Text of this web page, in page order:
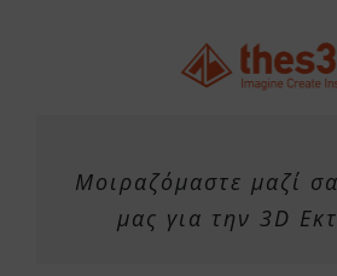
Μοιραζόμαστε μαζί
μας για την 3D